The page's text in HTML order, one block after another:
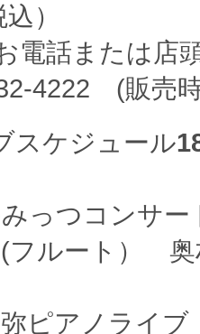
）
電話または
4222 (販売
スケジュール
っつコンサー
(フルート）
ピアノライブ